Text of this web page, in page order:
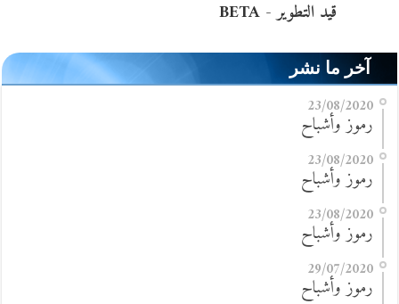
آخر ما نشر
23/08/2020
رموز وأشباح
23/08/2020
رموز وأشباح
23/08/2020
رموز وأشباح
29/07/2020
رموز وأشباح